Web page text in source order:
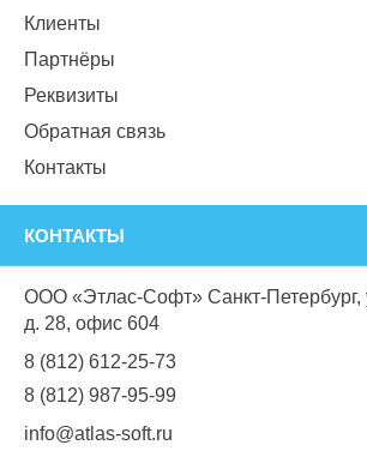
Клиенты
Партнёры
Реквизиты
Обратная связь
Контакты
КОНТАКТЫ
ООО «Этлас-Софт» Санкт-Петербург,
д. 28, офис 604
8 (812) 612-25-73
8 (812) 987-95-99
info@atlas-soft.ru